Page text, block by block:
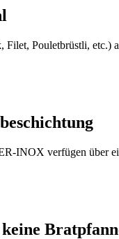
Pouletbrüstli, etc.)
INOX verfügen über